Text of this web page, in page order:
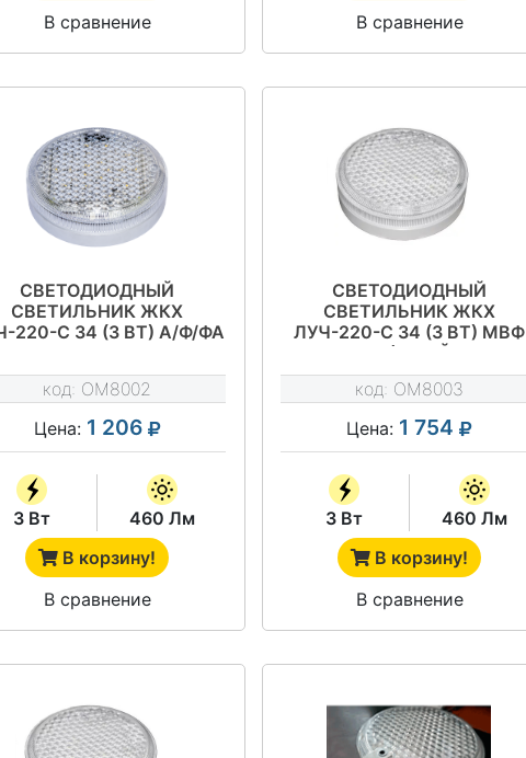
В сравнение
В сравнение
СВЕТОДИОДНЫЙ
СВЕТИЛЬНИК ЖКХ
220-С 34 (3 ВТ) А/Ф/ФА
РЕЖИМА (Д) ДРАЙВ
код: OM8002
Цена: 1 206
3 Вт
460 Лм
В корзину!
В сравнение
СВЕТОДИОДНЫЙ
СВЕТИЛЬНИК ЖКХ
ЛУЧ-220-С 34 (3 ВТ) МВФ
(МВ) ДРАЙВ
код: OM8003
Цена: 1 754
3 Вт
460 Лм
В корзину!
В сравнение